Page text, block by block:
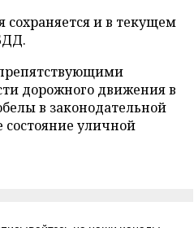
сохраняется и в текущем
дорожного движения в
в законодательной
состояние уличной